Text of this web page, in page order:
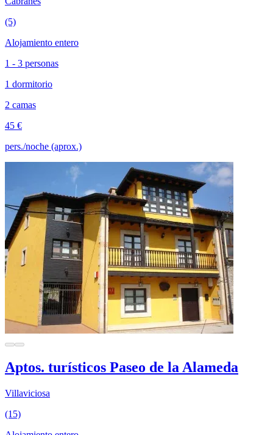
(5)
Alojamiento entero
1 - 3 personas
1 dormitorio
2 camas
45 €
pers./noche (aprox.)
Aptos. turísticos Paseo de la Alameda
Villaviciosa
(15)